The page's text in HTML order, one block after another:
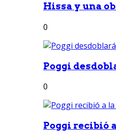
Hissa y una
0
Poggi
0
Poggi recibió